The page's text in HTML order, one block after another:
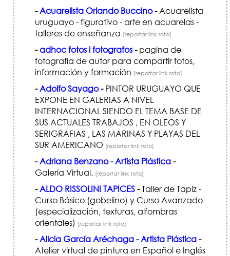
-Acuarelista Orlando Buccino-Acuarelista
uruguayo - figurativo - arte en acuarelas -
talleres de enseñanza [reportar link roto]
-adhoc fotos i fotografos-pagina de
fotografía de autor para compartir fotos,
información y formación [reportar link roto]
-Adolfo Sayago-PINTOR URUGUAYO QUE
EXPONE EN GALERIAS A NIVEL
INTERNACIONAL SIENDO EL TEMA BASE DE
SUS ACTUALES TRABAJOS , EN OLEOS Y
SERIGRAFIAS , LAS MARINAS Y PLAYAS DEL
SUR AMERICANO [reportar link roto]
-Adriana Benzano - Artista Plástica-
Galería Virtual. [reportar link roto]
-ALDO RISSOLINI TAPICES-Taller de Tapiz -
Curso Básico (gobelino) y Curso Avanzado
(especialización, texturas, alfombras
orientales) [reportar link roto]
-Alicia García Aréchaga - Artista Plástica-
Atelier virtual de pintura en Español e Inglés